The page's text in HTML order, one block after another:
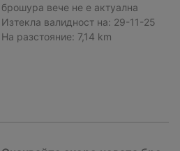
брошура вече не е актуална
Изтекла валидност на: 29-11-25
На разстояние: 7,14 km